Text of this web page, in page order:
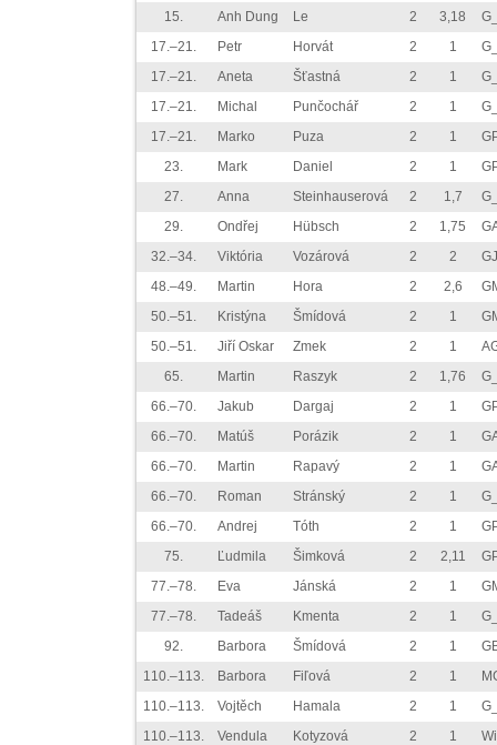
15.
Anh Dung Le 2 3,18
17.–21.
Petr Horvát 2 1
17.–21.
Aneta Šťastná 2 1
17.–21.
Michal Punčochář 2 1
17.–21.
Marko Puza 2 1
23.
Mark Daniel 2 1
27.
Anna Steinhauserová 2 1,7
29.
Ondřej Hübsch 2 1,75
32.–34.
Viktória Vozárová 2 2
48.–49.
Martin Hora 2 2,6
50.–51.
Kristýna Šmídová 2 1
50.–51.
Jiří Oskar Zmek 2 1
65.
Martin Raszyk 2 1,76
66.–70.
Jakub Dargaj 2 1
66.–70.
Matúš Porázik 2 1
66.–70.
Martin Rapavý 2 1
66.–70.
Roman Stránský 2 1
66.–70.
Andrej Tóth 2 1
75.
Ľudmila Šimková 2 2,11
77.–78.
Eva Jánská 2 1
77.–78.
Tadeáš Kmenta 2 1
92.
Barbora Šmídová 2 1
110.–113.
Barbora Fiľová 2 1
110.–113.
Vojtěch Hamala 2 1
110.–113.
Vendula Kotyzová 2 1